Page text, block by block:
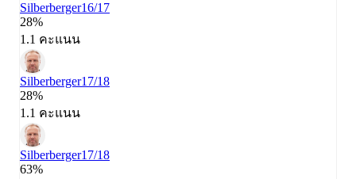
Silberberger16/17
28%
1.1 คะแนน
Silberberger17/18
28%
1.1 คะแนน
Silberberger17/18
63%